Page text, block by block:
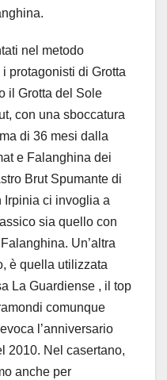
nel metodo
protagonisti di Grotta
il Grotta del Sole
con una sboccatura
di 36 mesi dalla
e Falanghina dei
Brut Spumante di
Irpinia ci invoglia a
sia quello con
Un’altra
è quella utilizzata
La Guardiense , il top
comunque
l’anniversario
2010. Nel casertano,
anche per